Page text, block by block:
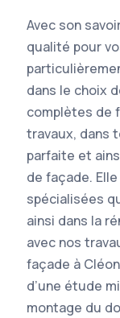
Avec son
qualité pour
dans le choix
complètes de
travaux, dans
parfaite et
de façade.
spécialisées
ainsi dans la
avec nos
façade à
d’une étude
montage du